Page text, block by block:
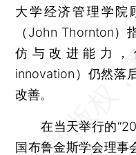
大学经济管理学院
（John Thornton）
仿与改进能力，
innovation）仍然落
改善。
在当天举行的
国布鲁金斯学会理事